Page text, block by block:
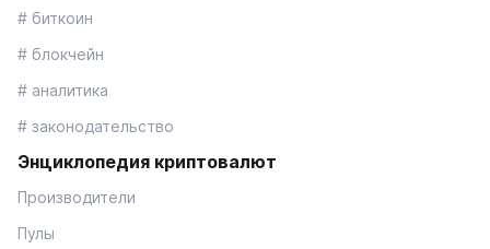
# биткоин
# блокчейн
# аналитика
# законодательство
Энциклопедия криптовалют
Производители
Пулы